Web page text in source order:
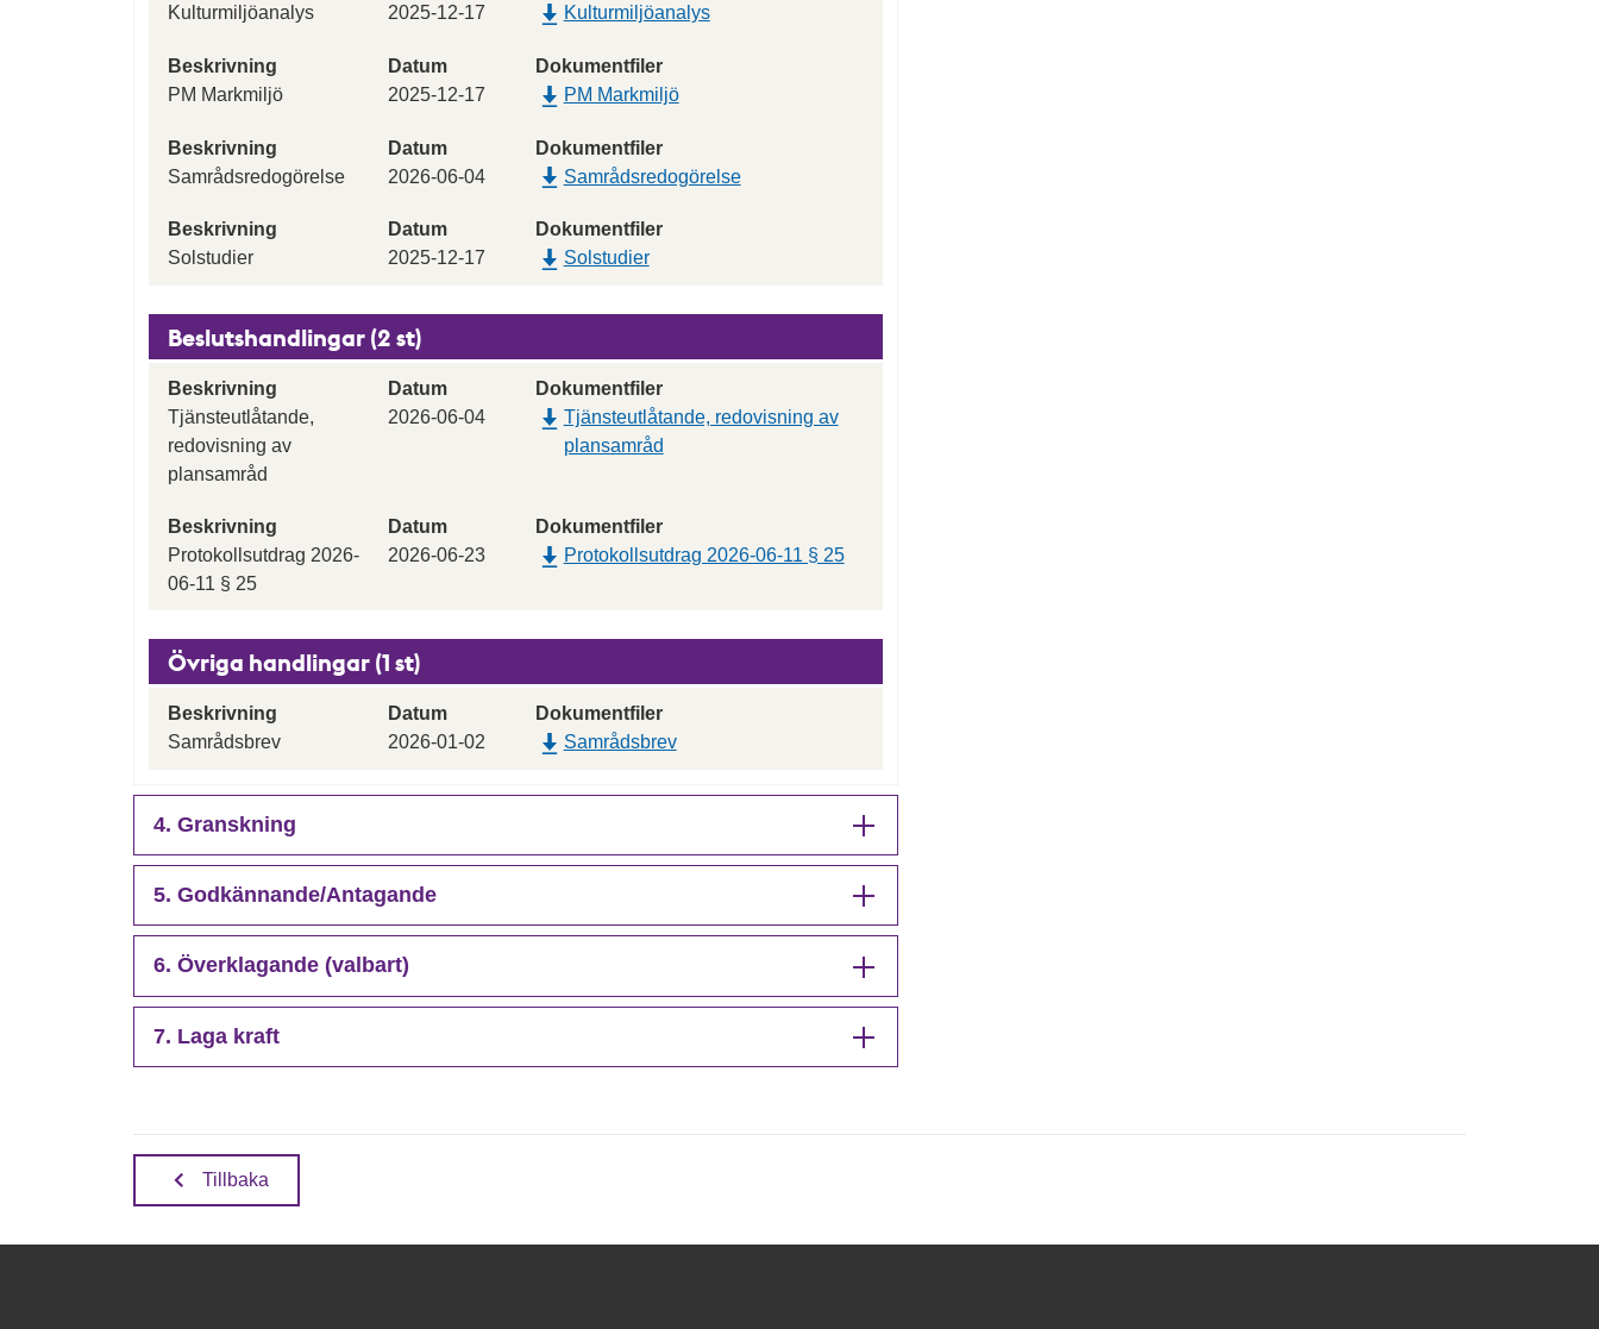
Kulturmiljöanalys
2025-12-17
Kulturmiljöanalys
Beskrivning
PM Markmiljö
Datum
2025-12-17
Dokumentfiler
PM Markmiljö
Beskrivning
Samrådsredogörelse
Datum
2026-06-04
Dokumentfiler
Samrådsredogörelse
Beskrivning
Solstudier
Datum
2025-12-17
Dokumentfiler
Solstudier
Beslutshandlingar (2 st)
Beskrivning
Tjänsteutlåtande,
redovisning av
plansamråd
Datum
2026-06-04
Dokumentfiler
Tjänsteutlåtande, redovisning av
plansamråd
Beskrivning
Protokollsutdrag 2026-
06-11 § 25
Datum
2026-06-23
Dokumentfiler
Protokollsutdrag 2026-06-11 § 25
Övriga handlingar (1 st)
Beskrivning
Samrådsbrev
Datum
2026-01-02
Dokumentfiler
Samrådsbrev
4. Granskning
5. Godkännande/Antagande
6. Överklagande (valbart)
7. Laga kraft
Tillbaka